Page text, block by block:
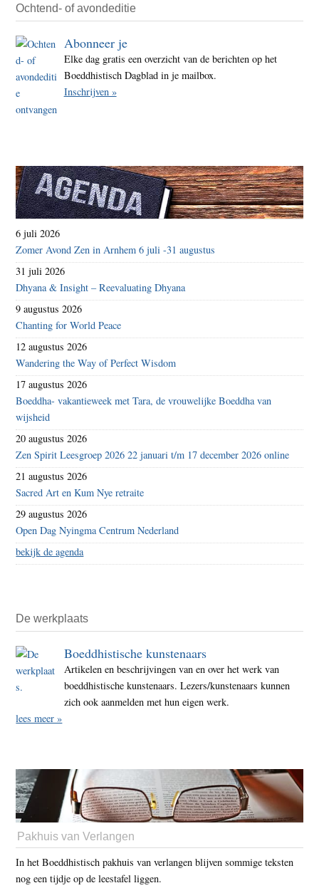
Ochtend- of avondeditie
Abonneer je
Elke dag gratis een overzicht van de berichten op het
Boeddhistisch Dagblad in je mailbox.
Inschrijven »
6 juli 2026
Zomer Avond Zen in Arnhem 6 juli -31 augustus
31 juli 2026
Dhyana & Insight – Reevaluating Dhyana
9 augustus 2026
Chanting for World Peace
12 augustus 2026
Wandering the Way of Perfect Wisdom
17 augustus 2026
Boeddha- vakantieweek met Tara, de vrouwelijke Boeddha van
wijsheid
20 augustus 2026
Zen Spirit Leesgroep 2026 22 januari t/m 17 december 2026 online
21 augustus 2026
Sacred Art en Kum Nye retraite
29 augustus 2026
Open Dag Nyingma Centrum Nederland
bekijk de agenda
De werkplaats
Boeddhistische kunstenaars
Artikelen en beschrijvingen van en over het werk van
boeddhistische kunstenaars. Lezers/kunstenaars kunnen
zich ook aanmelden met hun eigen werk.
lees meer »
Pakhuis van Verlangen
In het Boeddhistisch pakhuis van verlangen blijven sommige teksten
nog een tijdje op de leestafel liggen.